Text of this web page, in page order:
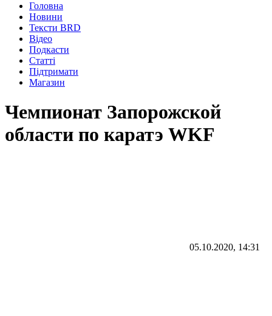
Головна
Новини
Тексти BRD
Відео
Подкасти
Статті
Підтримати
Магазин
Чемпионат Запорожской
области по каратэ WKF
05.10.2020, 14:31